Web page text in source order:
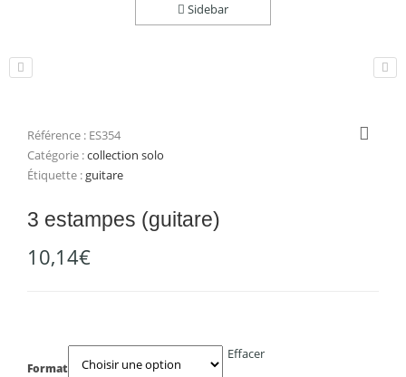
Sidebar
Référence : ES354
Catégorie :collection solo
Étiquette :guitare
3 estampes (guitare)
10,14€
Format
Effacer